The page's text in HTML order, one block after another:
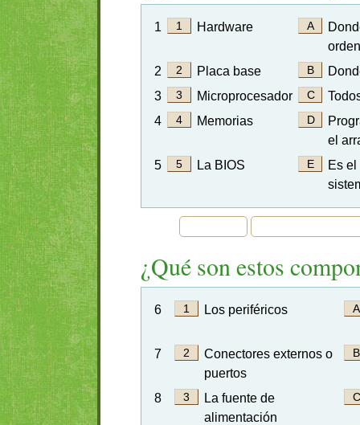
1 Hardware
2
Placa base
3
Microprocesador
4
Memorias
el
5
La BIOS
Es
¿Qué son estos
6 Los periféricos
7
Conectores externos o
puertos
8
La fuente de
alimentación